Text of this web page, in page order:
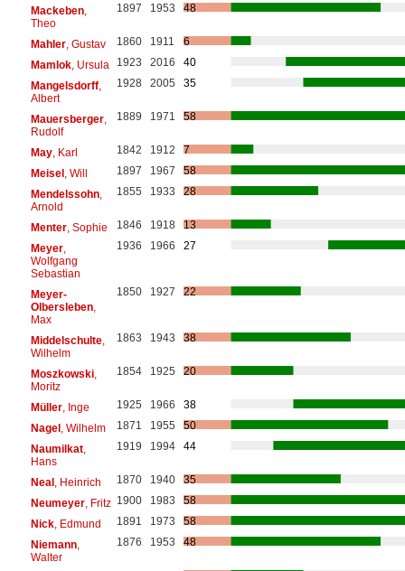
Mackeben,
Theo
1897 1953 48
Mahler, Gustav 1860 1911
6
Mamlok, Ursula 1923 2016
40
Mangelsdorff,
Albert
1928 2005 35
Mauersberger,
Rudolf
1889 1971 58
May, Karl 1842 1912
7
Meisel, Will 1897 1967
58
Mendelssohn,
Arnold
1855 1933 28
Menter, Sophie 1846 1918
13
Meyer,
Wolfgang
Sebastian
1936 1966 27
Meyer-
Olbersleben,
Max
1850 1927 22
Middelschulte,
Wilhelm
1863 1943 38
Moszkowski,
Moritz
1854 1925 20
Müller, Inge 1925 1966
38
Nagel, Wilhelm 1871 1955
50
Naumilkat,
Hans
1919 1994 44
Neal, Heinrich 1870 1940
35
Neumeyer, Fritz 1900 1983
58
Nick, Edmund 1891 1973
58
Niemann,
Walter
1876 1953 48